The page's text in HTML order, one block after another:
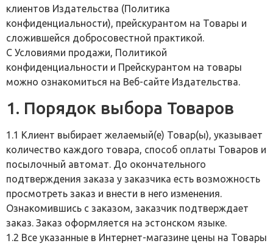
клиентов Издательства (Политика
конфиденциальности), прейскурантом на Товары и
сложившейся добросовестной практикой.
С Условиями продажи, Политикой
конфиденциальности и Прейскурантом на товары
можно ознакомиться на Веб-сайте Издательства.
1. Порядок выбора Товаров
1.1 Клиент выбирает желаемый(е) Товар(ы), указывает
количество каждого товара, способ оплаты Товаров и
посылочный автомат. До окончательного
подтверждения заказа у заказчика есть возможность
просмотреть заказ и внести в него изменения.
Ознакомившись с заказом, заказчик подтверждает
заказ. Заказ оформляется на эстонском языке.
1.2 Все указанные в Интернет-магазине цены на Товары